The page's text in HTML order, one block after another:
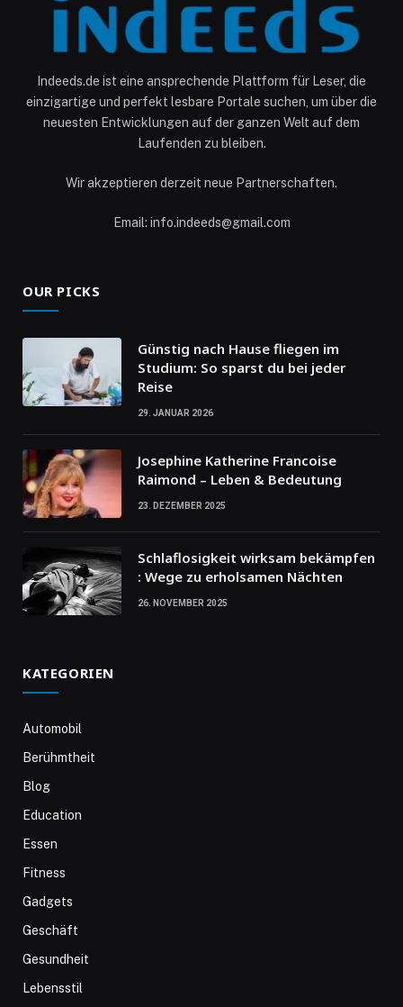
Indeeds.de ist eine ansprechende Plattform für Leser, die
einzigartige und perfekt lesbare Portale suchen, um über die
neuesten Entwicklungen auf der ganzen Welt auf dem
Laufenden zu bleiben.
Wir akzeptieren derzeit neue Partnerschaften.
Email: info.indeeds@gmail.com
OUR PICKS
Günstig nach Hause fliegen im
Studium: So sparst du bei jeder
Reise
29. JANUAR 2026
Josephine Katherine Francoise
Raimond – Leben & Bedeutung
23. DEZEMBER 2025
Schlaflosigkeit wirksam bekämpfen
: Wege zu erholsamen Nächten
26. NOVEMBER 2025
KATEGORIEN
Automobil
Berühmtheit
Blog
Education
Essen
Fitness
Gadgets
Geschäft
Gesundheit
Lebensstil